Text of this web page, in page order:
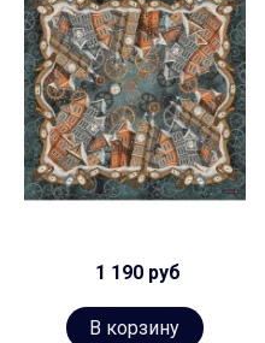
1 190 руб
В корзину